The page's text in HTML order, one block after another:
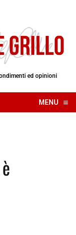
ed opinioni
MENU ≡
☰